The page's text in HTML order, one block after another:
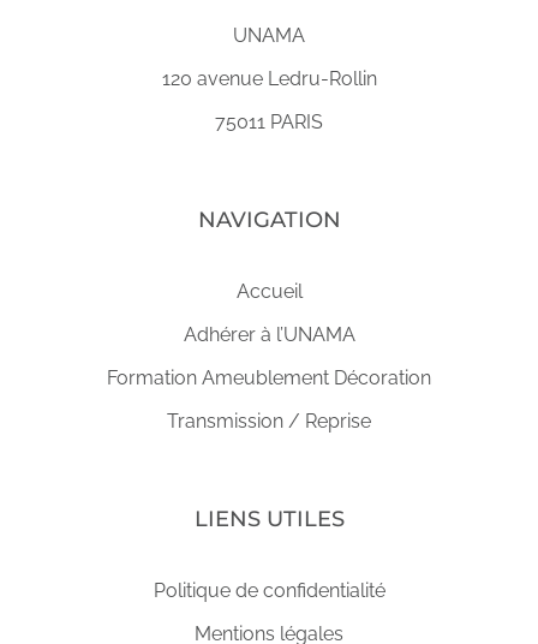
UNAMA
120 avenue Ledru-Rollin
75011 PARIS
NAVIGATION
Accueil
Adhérer à l’UNAMA
Formation Ameublement Décoration
Transmission / Reprise
LIENS UTILES
Politique de confidentialité
Mentions légales